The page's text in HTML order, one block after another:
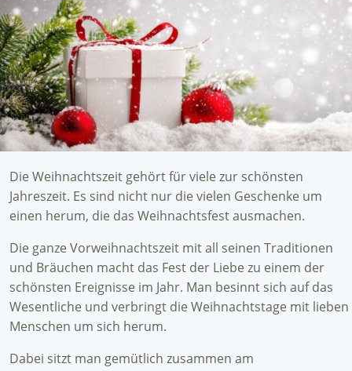
Die Weihnachtszeit gehört für viele zur schönsten
Jahreszeit. Es sind nicht nur die vielen Geschenke um
einen herum, die das Weihnachtsfest ausmachen.
Die ganze Vorweihnachtszeit mit all seinen Traditionen
und Bräuchen macht das Fest der Liebe zu einem der
schönsten Ereignisse im Jahr. Man besinnt sich auf das
Wesentliche und verbringt die Weihnachtstage mit lieben
Menschen um sich herum.
Dabei sitzt man gemütlich zusammen am